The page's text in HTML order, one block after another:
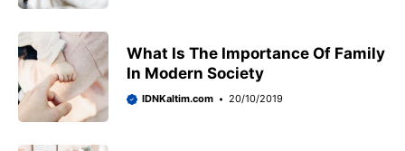
What Is The Importance Of Family
In Modern Society
IDNKaltim.com 20/10/2019